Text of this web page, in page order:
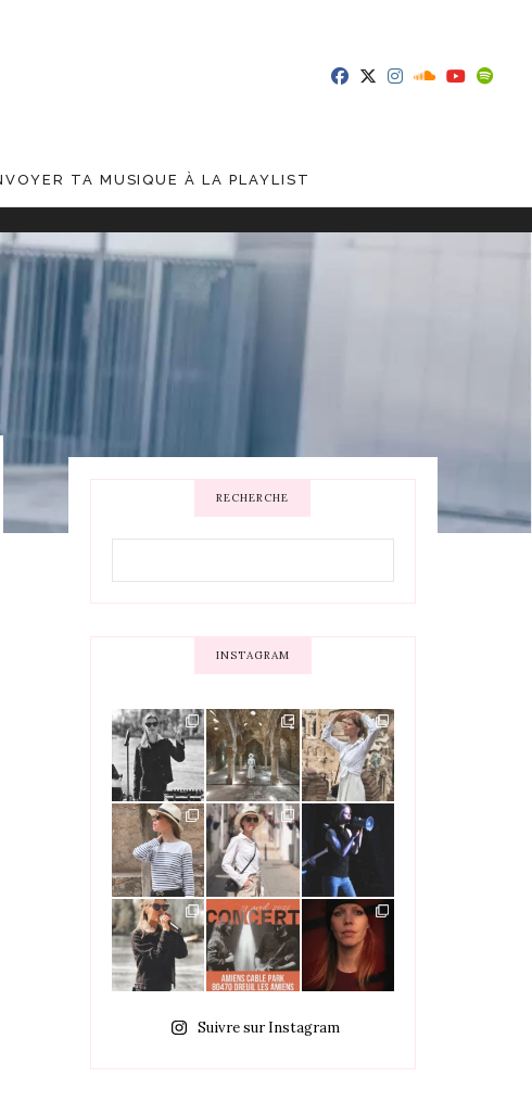
TA MUSIQUE À LA PLAYLIST
RECHERCHE
INSTAGRAM
Suivre sur Instagram